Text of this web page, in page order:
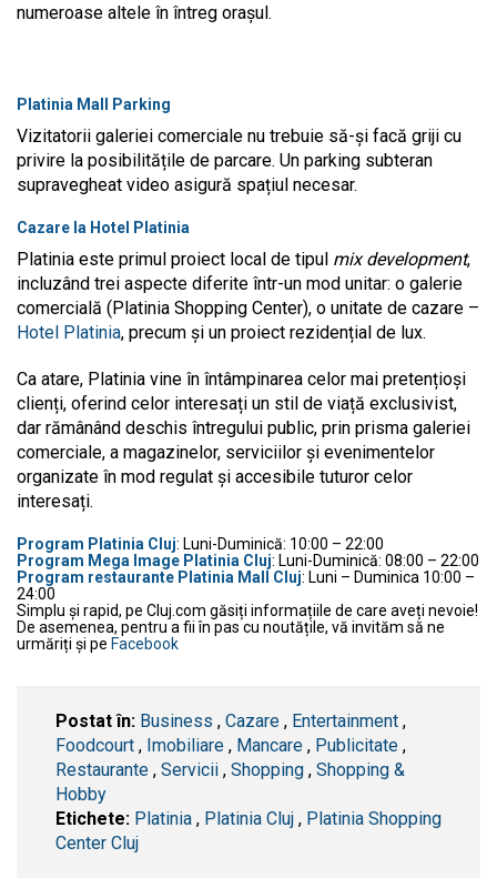
numeroase altele în întreg orașul.
Platinia Mall Parking
Vizitatorii galeriei comerciale nu trebuie să-și facă griji cu
privire la posibilitățile de parcare. Un parking subteran
supravegheat video asigură spațiul necesar.
Cazare la Hotel Platinia
Platinia este primul proiect local de tipul mix development,
incluzând trei aspecte diferite într-un mod unitar: o galerie
comercială (Platinia Shopping Center), o unitate de cazare –
Hotel Platinia, precum și un proiect rezidențial de lux.
Ca atare, Platinia vine în întâmpinarea celor mai pretențioși
clienți, oferind celor interesați un stil de viață exclusivist,
dar rămânând deschis întregului public, prin prisma galeriei
comerciale, a magazinelor, serviciilor și evenimentelor
organizate în mod regulat și accesibile tuturor celor
interesați.
Program Platinia Cluj: Luni-Duminică: 10:00 – 22:00
Program Mega Image Platinia Cluj: Luni-Duminică: 08:00 – 22:00
Program restaurante Platinia Mall Cluj: Luni – Duminica 10:00 –
24:00
Simplu și rapid, pe Cluj.com găsiți informațiile de care aveți nevoie!
De asemenea, pentru a fii în pas cu noutățile, vă invităm să ne
urmăriți și pe Facebook
Postat în: Business , Cazare , Entertainment ,
Foodcourt , Imobiliare , Mancare , Publicitate ,
Restaurante , Servicii , Shopping , Shopping &
Hobby
Etichete: Platinia , Platinia Cluj , Platinia Shopping
Center Cluj